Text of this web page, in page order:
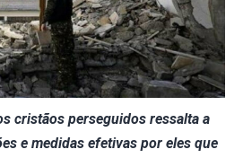
cristãos perseguidos ressalta a
e medidas efetivas por eles que